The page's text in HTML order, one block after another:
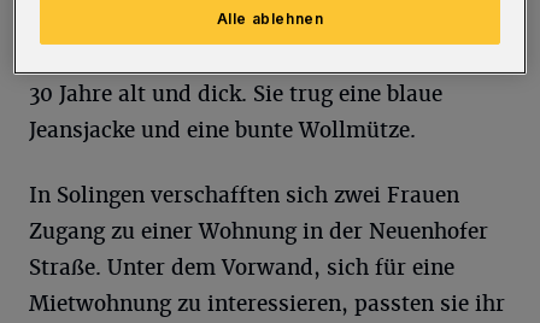
händigte der kurz darauf erscheinenden Frau
30 Jahre alt und dick. Sie trug eine blaue
Jeansjacke und eine bunte Wollmütze.
In Solingen verschafften sich zwei Frauen
Zugang zu einer Wohnung in der Neuenhofer
Straße. Unter dem Vorwand, sich für eine
Mietwohnung zu interessieren, passten sie ihr
Alle ablehnen